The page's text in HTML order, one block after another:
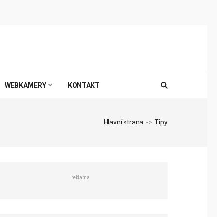
WEBKAMERY KONTAKT
Hlavní strana -> Tipy
reklama